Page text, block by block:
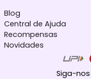
Blog
Central de Ajuda
Recompensas
Novidades
Siga-nos